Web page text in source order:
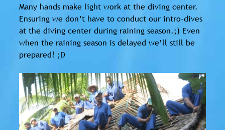
Many hands make light work at the diving center.
Ensuring we don’t have to conduct our intro-dives
at the diving center during raining season.;) Even
when the raining season is delayed we’ll still be
prepared! ;D